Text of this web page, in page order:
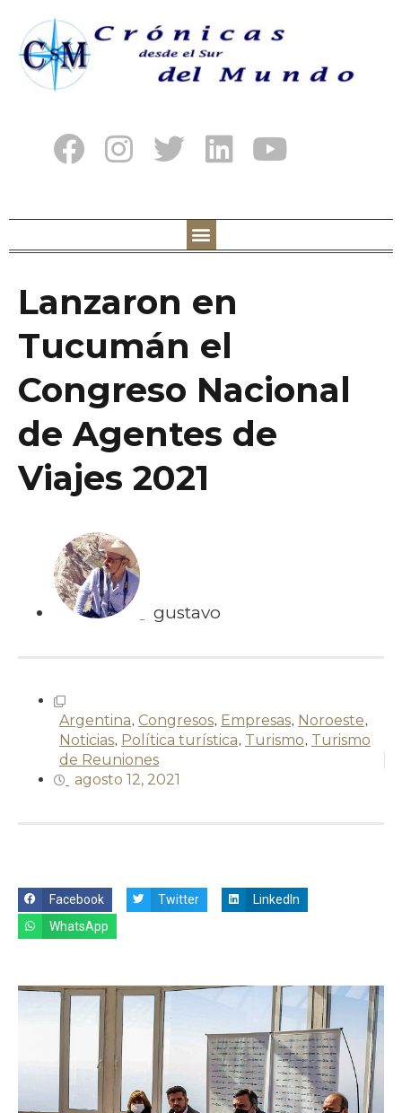
Lanzaron en
Tucumán el
Congreso Nacional
de Agentes de
Viajes 2021
gustavo
Argentina, Congresos, Empresas, Noroeste,
Noticias, Política turística, Turismo, Turismo
de Reuniones
agosto 12, 2021
Facebook Twitter
LinkedIn
WhatsApp